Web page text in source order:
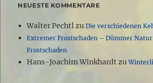
NEUESTE KOMMENTARE
Walter Pechtlzu Die verschiedenen
Extremer Frostschaden – Dümmer
Frostschaden
Hans-Joachim Winkhardtzu